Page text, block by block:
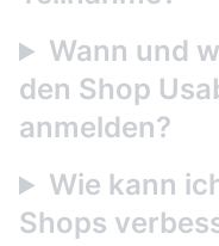
Wann und
den Shop
anmelden?
Wie kann
Shops